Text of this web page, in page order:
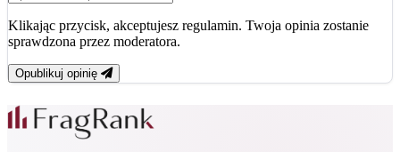
Klikając przycisk, akceptujesz regulamin. Twoja opinia zostanie
sprawdzona przez moderatora.
Opublikuj opinię